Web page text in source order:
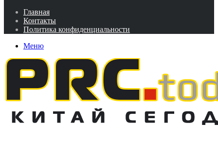
Главная
Контакты
Политика конфиденциальности
Меню